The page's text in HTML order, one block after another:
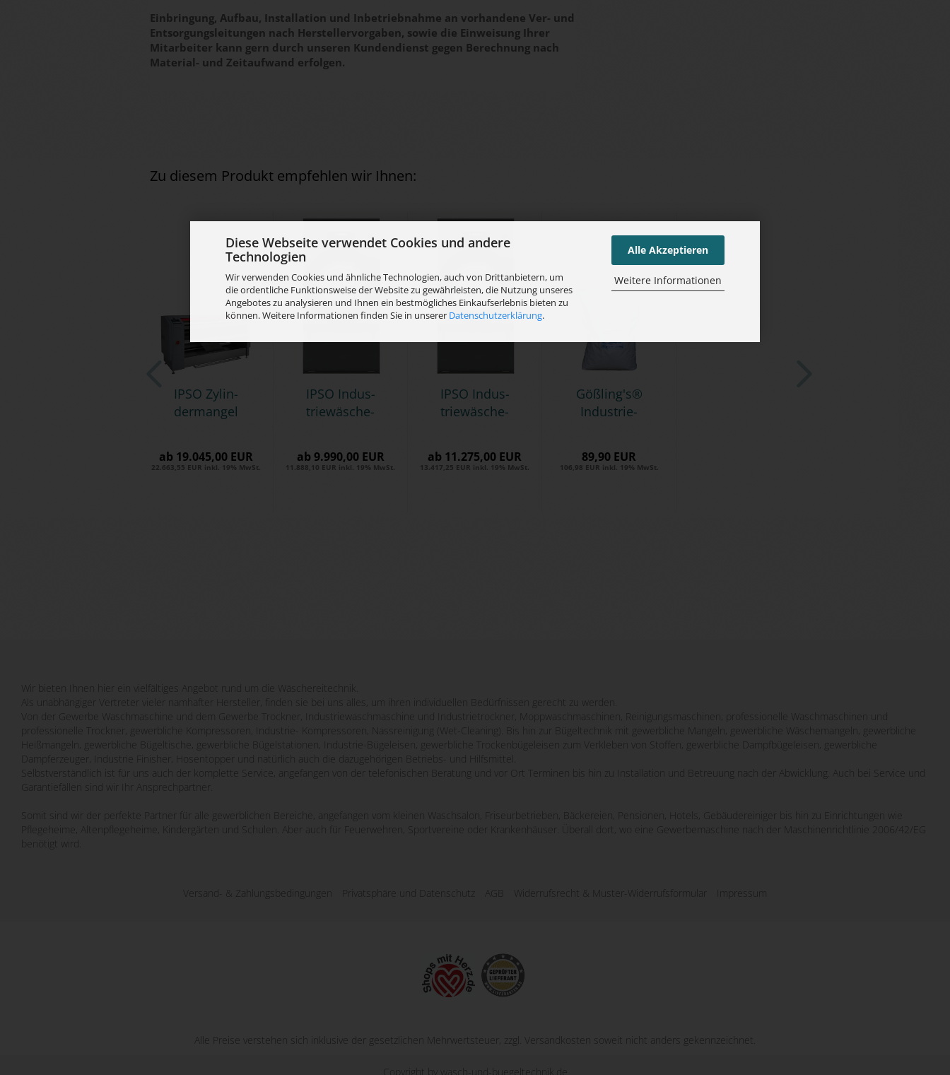
Diese Webseite verwendet Cookies und andere
Technologien
Wir verwenden Cookies und ähnliche Technologien, auch von Drittanbietern, um
die ordentliche Funktionsweise der Website zu gewährleisten, die Nutzung unseres
Angebotes zu analysieren und Ihnen ein bestmögliches Einkaufserlebnis bieten zu
können. Weitere Informationen finden Sie in unserer Datenschutzerklärung.
Alle Akzeptieren
Weitere Informationen
Einbringung, Aufbau, Installation und Inbetriebnahme an vorhandene Ver- und
Entsorgungsleitungen nach Herstellervorgaben, sowie die Einweisung Ihrer
Mitarbeiter kann gern durch unseren Kundendienst gegen Berechnung nach
Material- und Zeitaufwand erfolgen.
Zu diesem Produkt empfehlen wir Ihnen:
IPSO Zy­lin­
der­man­gel
E
ab 19.045,00 EUR
22.663,55 EUR inkl. 19% MwSt.
IPSO In­dus­
trie­wä­sche­
D...
ab 9.990,00 EUR
11.888,10 EUR inkl. 19% MwSt.
IPSO In­dus­
trie­wä­sche­
D...
ab 11.275,00 EUR
13.417,25 EUR inkl. 19% MwSt.
Göß­ling's®
In­dus­trie­
89,90 EUR
106,98 EUR inkl. 19% MwSt.
Wir bieten Ihnen hier ein vielfältiges Angebot rund um die Wäschereitechnik.
Als unabhängiger Vertreter vieler namhafter Hersteller, finden sie bei uns alles, um ihren individuellen Bedürfnissen gerecht zu werden.
Von der Gewerbe Waschmaschine und dem Gewerbe Trockner, Industriewaschmaschine und Industrietrockner, Moppwaschmaschinen, Reinigungsmaschinen, professionelle Waschmaschinen und
professionelle Trockner, gewerbliche Kompressoren, Industrie- Kompressoren, Nassreinigung (Wet-Cleaning). Bis hin zur Bügeltechnik mit gewerbliche Mangeln, gewerbliche Wäschemangeln, gewerbliche
Heißmangeln, gewerbliche Bügeltische, gewerbliche Bügelstationen, Industrie-Bügeleisen, gewerbliche Trockenbügeleisen zum Verkleben von Stoffen, gewerbliche Dampfbügeleisen, gewerbliche
Dampferzeuger, Industrie Finisher, Hosentopper und natürlich auch die dazugehörigen Betriebs- und Hilfsmittel.
Selbstverständlich ist für uns auch der komplette Service, angefangen von der telefonischen Beratung und vor Ort Terminen bis hin zu Installation und Betreuung nach der Abwicklung. Auch bei Service und
Garantiefällen sind wir Ihr Ansprechpartner.
Somit sind wir der perfekte Partner für alle gewerblichen Bereiche, angefangen vom kleinen Waschsalon, Friseurbetrieben, Bäckereien, Pensionen, Hotels, Gebäudereiniger bis hin zu Einrichtungen wie
Pflegeheime, Altenpflegeheime, Kindergärten und Schulen. Aber auch für Feuerwehren, Sportvereine oder Krankenhäuser. Überall dort, wo eine Gewerbemaschine nach der Maschinenrichtlinie 2006/42/EG
benötigt wird.
Versand- & Zahlungsbedingungen Privatsphäre und Datenschutz AGB Widerrufsrecht & Muster-Widerrufsformular Impressum
Alle Preise verstehen sich inklusive der gesetzlichen Mehrwertsteuer, zzgl. Versandkosten soweit nicht anders gekennzeichnet.
Copyright by wasch-und-buegeltechnik.de